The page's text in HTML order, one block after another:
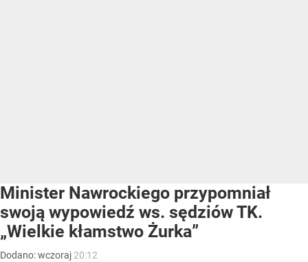
Minister Nawrockiego przypomniał
swoją wypowiedź ws. sędziów TK.
„Wielkie kłamstwo Żurka”
Dodano:wczoraj 20:12